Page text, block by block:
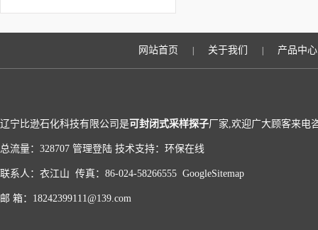
网站首页 关于我们 产品中心
辽宁比逊石化科技有限公司是可封闭式采样探子厂家,欢迎广大顾客来电
总流量：328707 管理登陆 技术支持： 环保在线
联系人：衣江山 传真：86-024-58266555 GoogleSitemap
邮 箱：18242399111@139.com